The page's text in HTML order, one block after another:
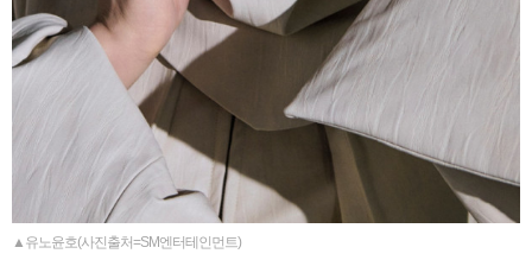
▲유노윤호(사진출처=SM엔터테인먼트)